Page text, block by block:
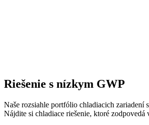
Riešenie s nízkym GWP
Naše rozsiahle portfólio chladiacich
Nájdite si chladiace riešenie, ktoré zodpovedá